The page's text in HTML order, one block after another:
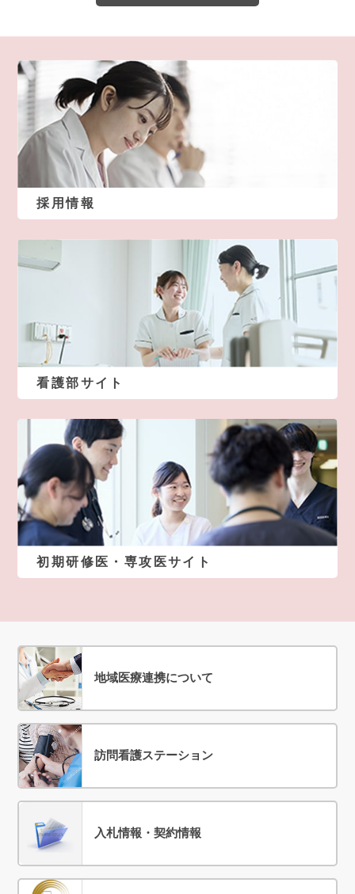
採用情報
看護部サイト
初期研修医・専攻医サイト
地域医療連携について
訪問看護ステーション
入札情報・契約情報